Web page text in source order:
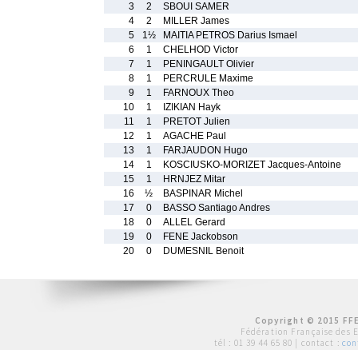
3
2
SBOUI SAMER
4
2
MILLER James
5
1½
MAITIA PETROS Darius Ismael
6
1
CHELHOD Victor
7
1
PENINGAULT Olivier
8
1
PERCRULE Maxime
9
1
FARNOUX Theo
10
1
IZIKIAN Hayk
11
1
PRETOT Julien
12
1
AGACHE Paul
13
1
FARJAUDON Hugo
14
1
KOSCIUSKO-MORIZET Jacques-Antoine
15
1
HRNJEZ Mitar
16
½
BASPINAR Michel
17
0
BASSO Santiago Andres
18
0
ALLEL Gerard
19
0
FENE Jackobson
20
0 DUMESNIL Benoit
Copyright © 2015
Fédération Française des
tél : 01 39 44 65 80 | contact :